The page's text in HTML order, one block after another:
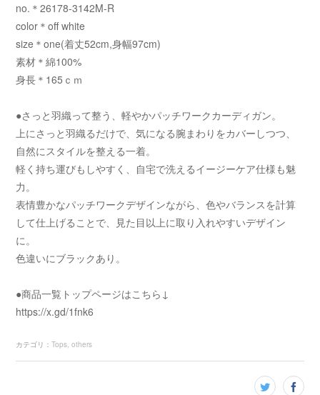
no.＊26178-3142M-R
color＊off white
size＊one(着丈52cm,身幅97cm)
素材＊綿100%
身長＊165ｃｍ
●さっと羽織って整う、軽やかパッチワークカーディガン。
上にさっと羽織るだけで、気になる腕まわりをカバーしつつ、
自然にスタイルを整える一着。
軽く持ち運びもしやすく、自宅で洗えるイージーケア仕様も魅
力。
表情豊かなパッチワークデザインながら、色やバランスを計算
して仕上げることで、見た目以上に取り入れやすいデザイン
に。
色違いにブラックあり。
●商品一覧トップページはこちら↓
https://x.gd/1fnk6
カテゴリ ：Tops others